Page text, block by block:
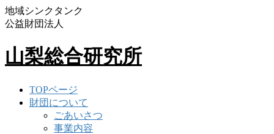
地域シンクタンク
公益財団法人
山梨総合研究所
TOPページ
財団について
ごあいさつ
事業内容